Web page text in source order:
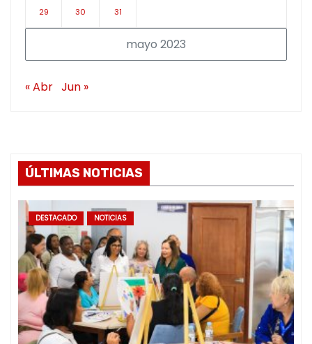
mayo 2023
29 30 31
« Abr Jun »
ÚLTIMAS NOTICIAS
DESTACADO NOTICIAS